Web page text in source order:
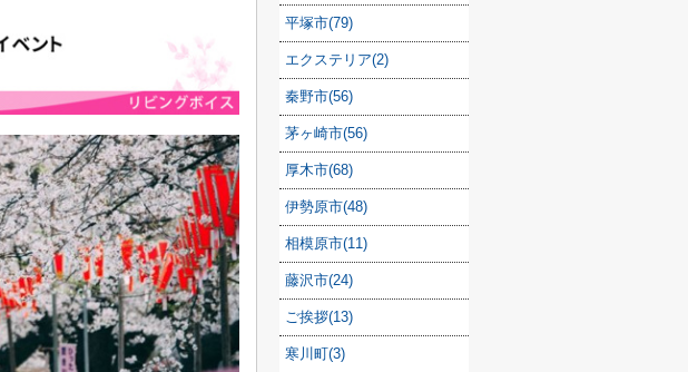
平塚市(79)
エクステリア(2)
秦野市(56)
茅ヶ崎市(56)
厚木市(68)
伊勢原市(48)
相模原市(11)
藤沢市(24)
ご挨拶(13)
寒川町(3)